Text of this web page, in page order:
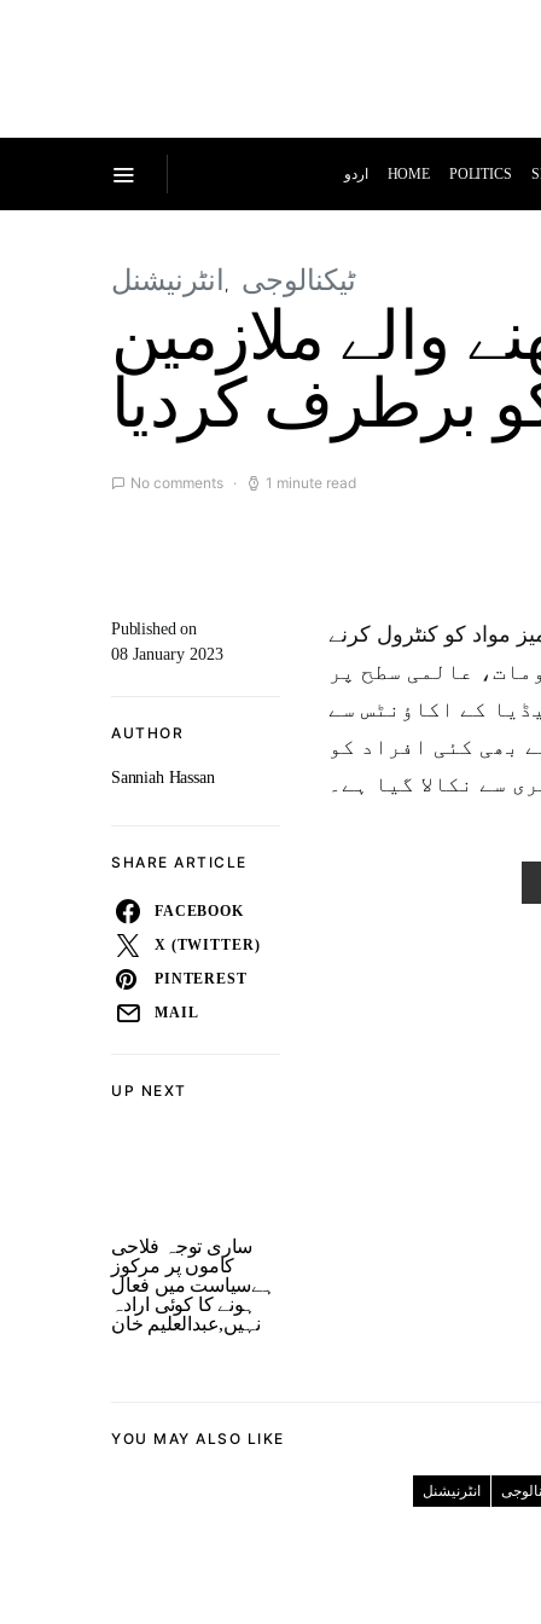
اردو HOME POLITICS
انٹرنیشنل ٹیکنالوجی
والے ملازمین
برطرف کردیا
No comments 1 minute read
UP NEXT
ساری توجہ فلاحی
کاموں پر مرکوز
ہےسیاست میں فعال
ہونے کا کوئی ارادہ
نہیں,عبدالعلیم خان
Published on
08 January 2023
AUTHOR
Sanniah Hassan
SHARE ARTICLE
FACEBOOK
X (TWITTER)
PINTEREST
MAIL
مواد کو کنٹرول کرنے
معلومات، عالمی سطح پر
کے اکاؤنٹس سے
بھی کئی افراد کو
سے نکالا گیا ہے۔
YOU MAY ALSO LIKE
انٹرنیشنل